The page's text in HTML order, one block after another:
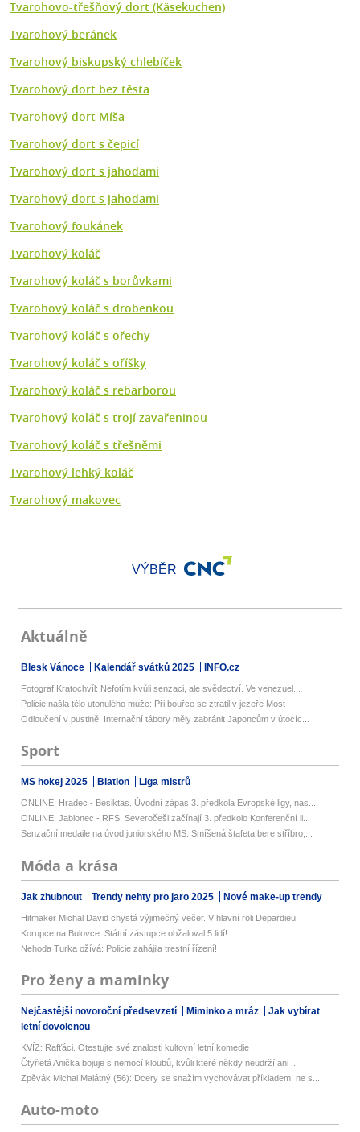
Tvarohovo-třešňový dort (Käsekuchen)
Tvarohový beránek
Tvarohový biskupský chlebíček
Tvarohový dort bez těsta
Tvarohový dort Míša
Tvarohový dort s čepicí
Tvarohový dort s jahodami
Tvarohový dort s jahodami
Tvarohový foukánek
Tvarohový koláč
Tvarohový koláč s borůvkami
Tvarohový koláč s drobenkou
Tvarohový koláč s ořechy
Tvarohový koláč s oříšky
Tvarohový koláč s rebarborou
Tvarohový koláč s trojí zavařeninou
Tvarohový koláč s třešněmi
Tvarohový lehký koláč
Tvarohový makovec
VÝBĚR
Aktuálně
Blesk Vánoce Kalendář svátků 2025 INFO.cz
Fotograf Kratochvíl: Nefotím kvůli senzaci, ale svědectví. Ve venezuel...
Policie našla tělo utonulého muže: Při bouřce se ztratil v jezeře Most
Odloučení v pustině. Internační tábory měly zabránit Japoncům v útocíc...
Sport
MS hokej 2025 Biatlon Liga mistrů
ONLINE: Hradec - Besiktas. Úvodní zápas 3. předkola Evropské ligy, nas...
ONLINE: Jablonec - RFS. Severočeši začínají 3. předkolo Konferenční li...
Senzační medaile na úvod juniorského MS. Smíšená štafeta bere stříbro,...
Móda a krása
Jak zhubnout Trendy nehty pro jaro 2025 Nové make-up trendy
Hitmaker Michal David chystá výjimečný večer. V hlavní roli Depardieu!
Korupce na Bulovce: Státní zástupce obžaloval 5 lidí!
Nehoda Turka ožívá: Policie zahájila trestní řízení!
Pro ženy a maminky
Nejčastější novoroční předsevzetí Miminko a mráz
Jak vybírat
letní dovolenou
KVÍZ: Rafťáci. Otestujte své znalosti kultovní letní komedie
Čtyřletá Anička bojuje s nemocí kloubů, kvůli které někdy neudrží ani ...
Zpěvák Michal Malátný (56): Dcery se snažím vychovávat příkladem, ne s...
Auto-moto